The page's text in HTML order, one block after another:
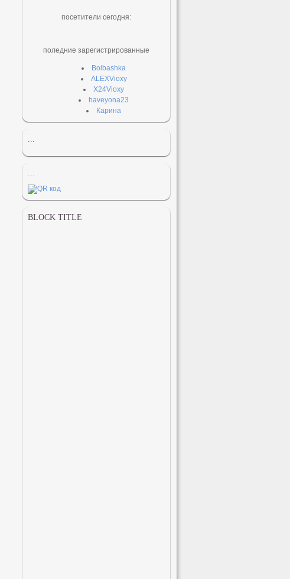
посетители сегодня:
поледние зарегистрированные
Bolbashka
ALEXVioxy
X24Vioxy
haveyona23
Карина
...
...
BLOCK TITLE